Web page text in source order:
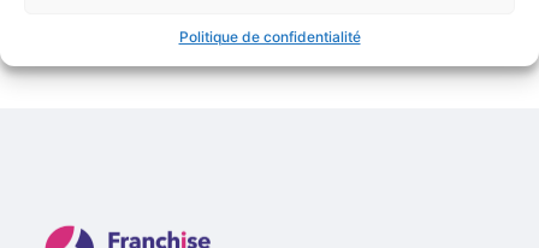
Politique de confidentialité